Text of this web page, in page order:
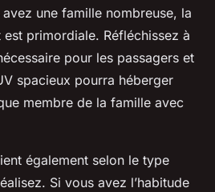
une famille nombreuse, la
primordiale. Réfléchissez à
pour les passagers et
spacieux pourra héberger
membre de la famille avec
également selon le type
Si vous avez l’habitude